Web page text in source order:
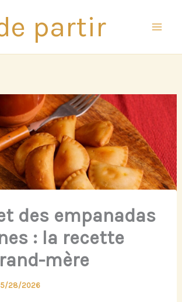
partir
des empanadas
: la recette
mère
28/2026